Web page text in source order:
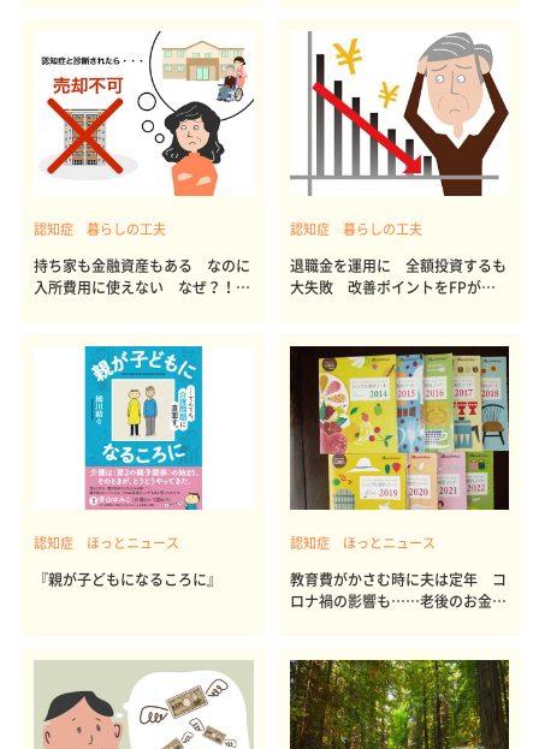
認知症 暮らしの工夫
持ち家も金融資産もある なのに
入所費用に使えない なぜ？！
認知症 暮らしの工夫
退職金を運用に 全額投資するも
大失敗 改善ポイントをFPが解
認知症 ほっとニュース
『親が子どもになるころに』
認知症 ほっとニュース
教育費がかさむ時に夫は定年 コ
ロナ禍の影響も……老後のお金